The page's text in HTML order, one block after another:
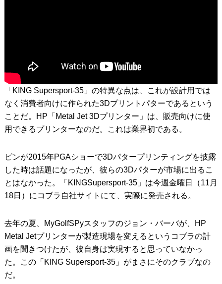
「KING Supersport-35」の特異な点は、これが設計用では
なく消費者向けに作られた3Dプリントパターであるという
ことだ。HP「Metal Jet 3Dプリンター」は、販売向けに使
用できるプリンターなのだ。これは業界初である。
ピンが2015年PGAショーで3Dパタープリンティングを披露
した時は話題になったが、彼らの3Dパターが市場に出るこ
とはなかった。「KINGSupersport-35」は今週金曜日（11月
18日）にコブラ自社サイトにて、実際に発売される。
去年の夏、MyGolfSPyスタッフのジョン・バーバが、HP
Metal Jetプリンターが製造現場を変えるというコブラの計
画を聞きつけたが、彼自身は実現すると思っていなかっ
た。この「KING Supersport-35」がまさにそのクラブなの
だ。